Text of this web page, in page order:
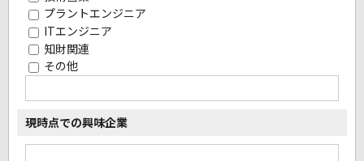
プラントエンジニア
ITエンジニア
知財関連
その他
現時点での興味企業